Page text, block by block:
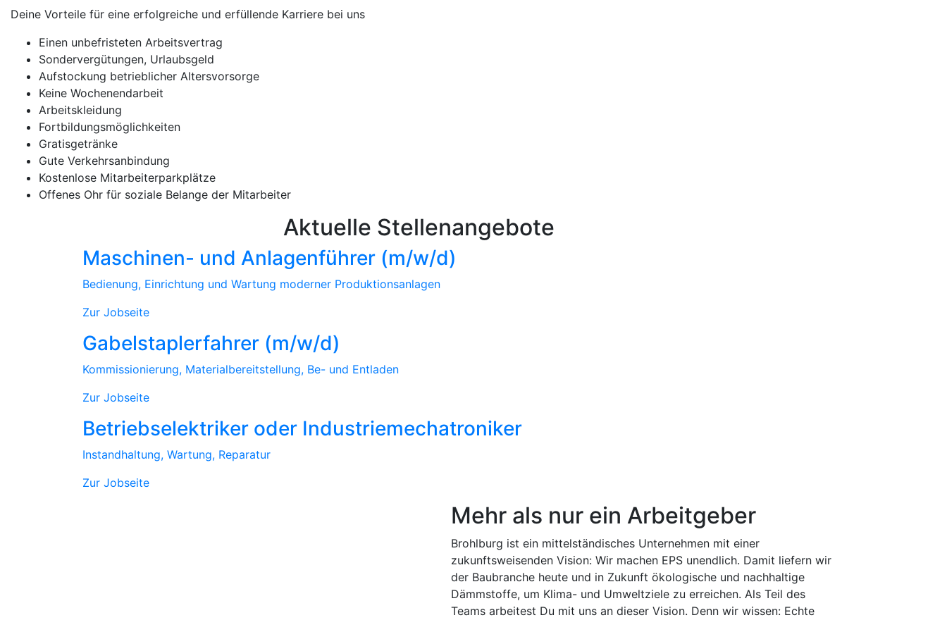
Deine Vorteile für eine erfolgreiche und erfüllende Karriere bei uns
Einen unbefristeten Arbeitsvertrag
Sondervergütungen, Urlaubsgeld
Aufstockung betrieblicher Altersvorsorge
Keine Wochenendarbeit
Arbeitskleidung
Fortbildungsmöglichkeiten
Gratisgetränke
Gute Verkehrsanbindung
Kostenlose Mitarbeiterparkplätze
Offenes Ohr für soziale Belange der Mitarbeiter
Aktuelle Stellenangebote
Maschinen- und Anlagenführer (m/w/d)
Bedienung, Einrichtung und Wartung moderner Produktionsanlagen
Zur Jobseite
Gabelstaplerfahrer (m/w/d)
Kommissionierung, Materialbereitstellung, Be- und Entladen
Zur Jobseite
Betriebselektriker oder Industriemechatroniker
Instandhaltung, Wartung, Reparatur
Zur Jobseite
Mehr als nur ein Arbeitgeber
Brohlburg ist ein mittelständisches Unternehmen mit einer
zukunftsweisenden Vision: Wir machen EPS unendlich. Damit liefern wir
der Baubranche heute und in Zukunft ökologische und nachhaltige
Dämmstoffe, um Klima- und Umweltziele zu erreichen. Als Teil des
Teams arbeitest Du mit uns an dieser Vision. Denn wir wissen: Echte